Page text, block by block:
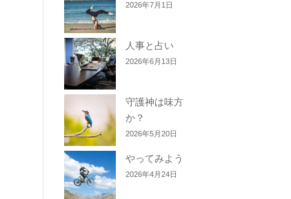
2026年7月1日
人事と占い
2026年6月13日
守護神は味方
か？
2026年5月20日
やってみよう
2026年4月24日